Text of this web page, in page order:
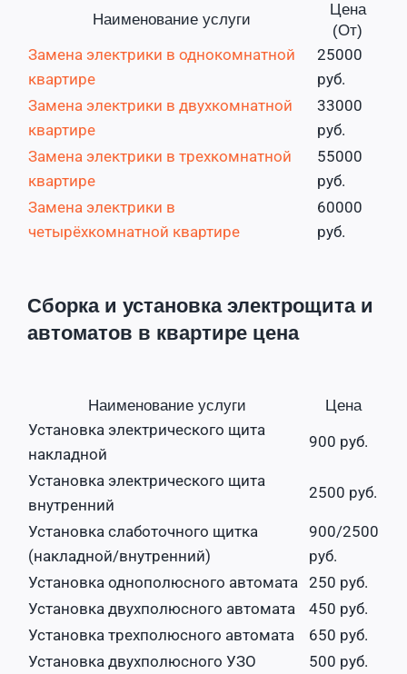
Наименование услуги
Цена
(От)
Замена электрики в однокомнатной
квартире
25000
руб.
Замена электрики в двухкомнатной
квартире
33000
руб.
Замена электрики в трехкомнатной
квартире
55000
руб.
Замена электрики в
четырёхкомнатной квартире
60000
руб.
Сборка и установка электрощита и
автоматов в квартире цена
Наименование услуги Цена
Установка электрического щита
накладной
900 руб.
Установка электрического щита
внутренний
2500 руб.
Установка слаботочного щитка
(накладной/внутренний)
900/2500
руб.
Установка однополюсного автомата
250 руб.
Установка двухполюсного автомата
450 руб.
Установка трехполюсного автомата
650 руб.
Установка двухполюсного УЗО
500 руб.